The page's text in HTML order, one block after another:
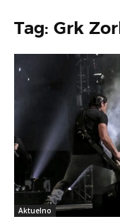
Tag: Grk
Aktuelno